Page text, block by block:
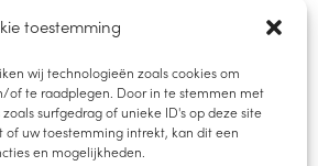
toestemming
wij technologieën zoals cookies om
te raadplegen. Door in te stemmen met
surfgedrag of unieke ID's op deze site
uw toestemming intrekt, kan dit een
en mogelijkheden.